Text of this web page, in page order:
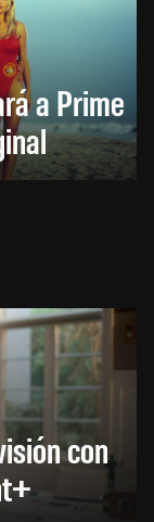
a Prime
con